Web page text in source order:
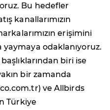
Bu hedefler
kanallarımızın
erişimini
odaklanıyoruz.
biri ise
bir zamanda
ve Allbirds
Türkiye